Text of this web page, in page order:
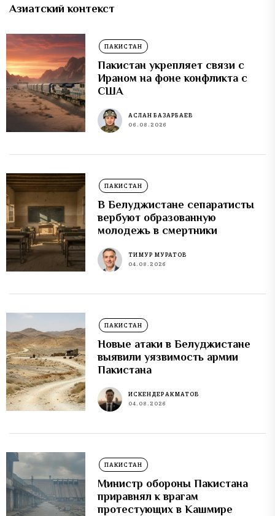
Азиатский контекст
ПАКИСТАН
Пакистан укрепляет связи с
Ираном на фоне конфликта с
США
АСЛАН БАЗАРБАЕВ
06.08.2026
ПАКИСТАН
В Белуджистане сепаратисты
вербуют образованную
молодежь в смертники
ТИМУР МУРАТОВ
04.08.2026
ПАКИСТАН
Новые атаки в Белуджистане
выявили уязвимость армии
Пакистана
ИСКЕНДЕР АКМАТОВ
04.08.2026
ПАКИСТАН
Министр обороны Пакистана
приравнял к врагам
протестующих в Кашмире